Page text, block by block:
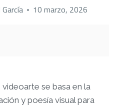
10 marzo, 2026
se basa en la
y poesía visual para